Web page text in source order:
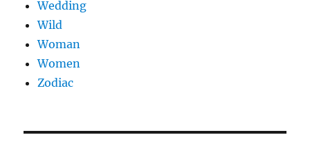
Wedding
Wild
Woman
Women
Zodiac